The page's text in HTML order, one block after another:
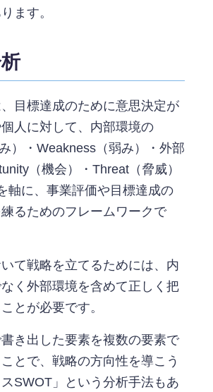
ます。
目標達成のために意思決定が
人に対して、内部環境の
）・Weakness（弱み）・外部
（機会）・Threat（脅威）
軸に、事業評価や目標達成の
るためのフレームワークで
て戦略を立てるためには、内
く外部環境を含めて正しく把
とが必要です。
き出した要素を複数の要素で
とで、戦略の方向性を導こう
SWOT」という分析手法もあ